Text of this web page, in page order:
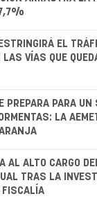
EL
LAS VÍAS QUE
PREPARA PARA UN
LA
AL ALTO CARGO
TRAS LA
FISCALÍA